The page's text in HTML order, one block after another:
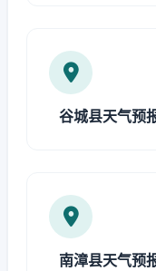
谷城县天气预
南漳县天气预